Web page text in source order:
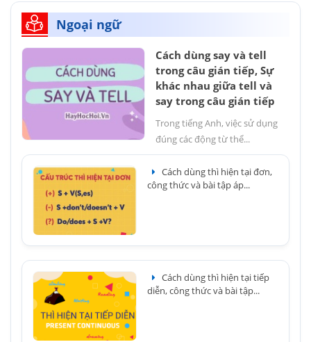
Ngoại ngữ
Cách dùng say và tell
trong câu gián tiếp, Sự
khác nhau giữa tell và
say trong câu gián tiếp
Trong tiếng Anh, việc sử dụng
đúng các động từ thể...
Cách dùng thì hiện tại đơn,
công thức và bài tập áp...
Cách dùng thì hiện tại tiếp
diễn, công thức và bài tập...